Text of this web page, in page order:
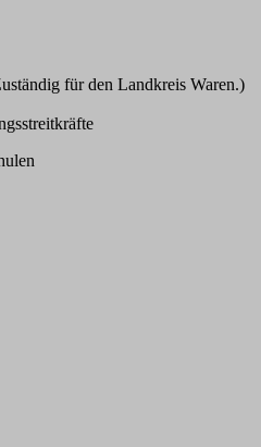
für den Landkreis Waren.)